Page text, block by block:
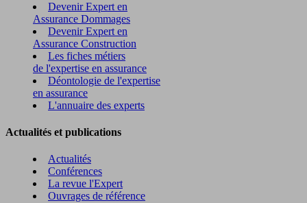
Devenir Expert en
Assurance Dommages
Devenir Expert en
Assurance Construction
Les fiches métiers
de l'expertise en assurance
Déontologie de l'expertise
en assurance
L'annuaire des experts
Actualités et publications
Actualités
Conférences
La revue l'Expert
Ouvrages de référence